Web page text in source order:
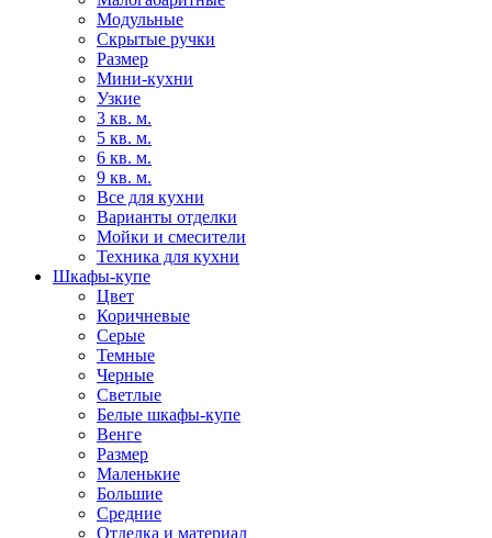
Модульные
Скрытые ручки
Размер
Мини-кухни
Узкие
3 кв. м.
5 кв. м.
6 кв. м.
9 кв. м.
Все для кухни
Варианты отделки
Мойки и смесители
Техника для кухни
Шкафы-купе
Цвет
Коричневые
Серые
Темные
Черные
Светлые
Белые шкафы-купе
Венге
Размер
Маленькие
Большие
Средние
Отделка и материал